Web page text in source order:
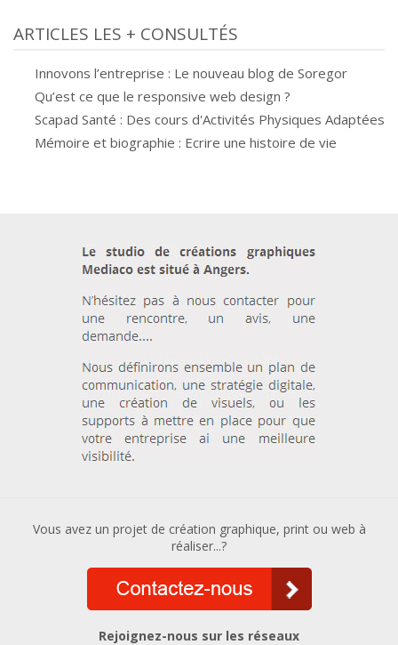
ARTICLES LES + CONSULTÉS
Innovons l’entreprise : Le nouveau blog de Soregor
Qu’est ce que le responsive web design ?
Scapad Santé : Des cours d'Activités Physiques Adaptées
Mémoire et biographie : Ecrire une histoire de vie
Vous avez un projet de création graphique, print ou web à
réaliser...?
Rejoignez-nous sur les réseaux